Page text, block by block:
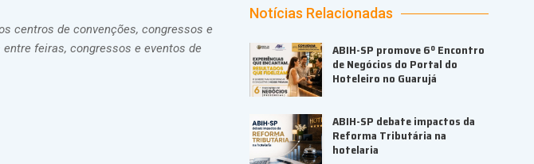
EVENTOS PORTAL EVENTOS TV TRANSPORTES
TURISMO VAI E VEM
centros de convenções, congressos e
feiras, congressos e eventos de
Notícias Relacionadas
ABIH-SP promove 6º Encontro
de Negócios do Portal do
Hoteleiro no Guarujá
ABIH-SP debate impactos da
Reforma Tributária na
hotelaria